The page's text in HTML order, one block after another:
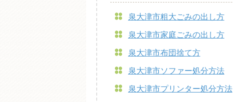
泉大津市粗大ごみの出し方
泉大津市家庭ごみの出し方
泉大津市布団捨て方
泉大津市ソファー処分方法
泉大津市プリンター処分方法